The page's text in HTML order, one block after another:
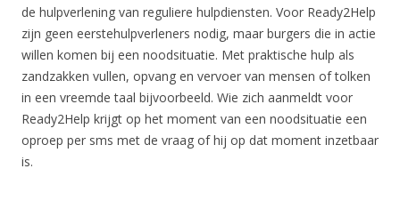
de hulpverlening van reguliere hulpdiensten. Voor Ready2Help
zijn geen eerstehulpverleners nodig, maar burgers die in actie
willen komen bij een noodsituatie. Met praktische hulp als
zandzakken vullen, opvang en vervoer van mensen of tolken
in een vreemde taal bijvoorbeeld. Wie zich aanmeldt voor
Ready2Help krijgt op het moment van een noodsituatie een
oproep per sms met de vraag of hij op dat moment inzetbaar
is.